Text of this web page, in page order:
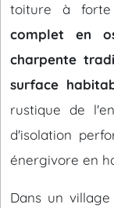
toiture à
complet en
charpente
surface
rustique de
d'isolation
énergivore en
Dans un